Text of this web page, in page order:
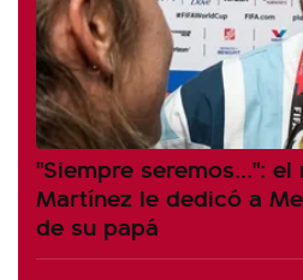
"Siempre seremos...":
Martínez le dedicó a
de su papá